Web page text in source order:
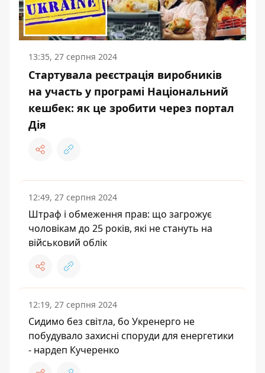
13:35, 27 серпня 2024
Стартувала реєстрація виробників
на участь у програмі Національний
кешбек: як це зробити через портал
Дія
12:49, 27 серпня 2024
Штраф і обмеження прав: що загрожує
чоловікам до 25 років, які не стануть на
військовий облік
12:19, 27 серпня 2024
Сидимо без світла, бо Укренерго не
побудувало захисні споруди для енергетики
- нардеп Кучеренко